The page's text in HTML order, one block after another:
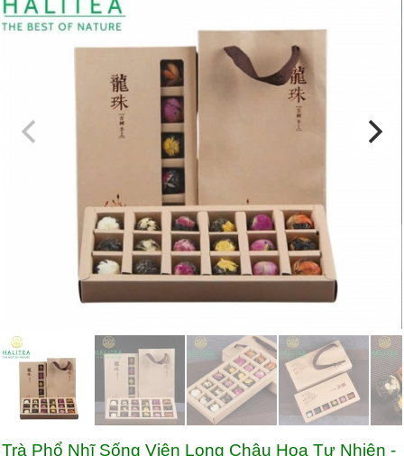
Trà Phổ Nhĩ Sống Viên Long Châu Hoa Tự Nhiên -